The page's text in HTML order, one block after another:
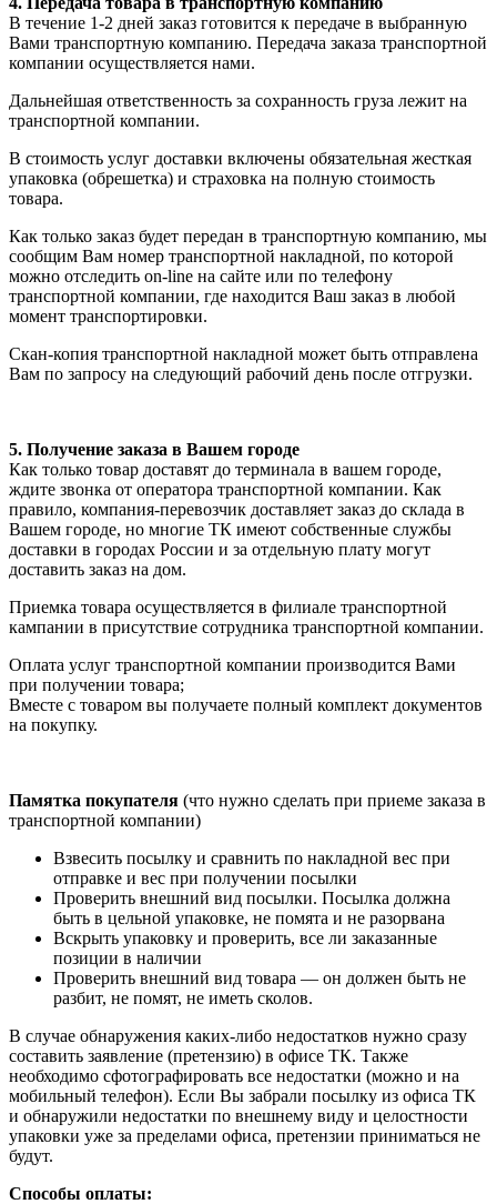
В течение 1-2 дней заказ готовится к передаче в выбранную
Вами транспортную компанию. Передача заказа транспортной
компании осуществляется нами.
Дальнейшая ответственность за сохранность груза лежит на
транспортной компании.
В стоимость услуг доставки включены обязательная жесткая
упаковка (обрешетка) и страховка на полную стоимость
товара.
Как только заказ будет передан в транспортную компанию, мы
сообщим Вам номер транспортной накладной, по которой
можно отследить on-line на сайте или по телефону
транспортной компании, где находится Ваш заказ в любой
момент транспортировки.
Скан-копия транспортной накладной может быть отправлена
Вам по запросу на следующий рабочий день после отгрузки.
5. Получение заказа в Вашем городе
Как только товар доставят до терминала в вашем городе,
ждите звонка от оператора транспортной компании. Как
правило, компания-перевозчик доставляет заказ до склада в
Вашем городе, но многие ТК имеют собственные службы
доставки в городах России и за отдельную плату могут
доставить заказ на дом.
Приемка товара осуществляется в филиале транспортной
кампании в присутствие сотрудника транспортной компании.
Оплата услуг транспортной компании производится Вами
при получении товара;
Вместе с товаром вы получаете полный комплект документов
на покупку.
Памятка покупателя (что нужно сделать при приеме заказа в
транспортной компании)
Взвесить посылку и сравнить по накладной вес при
отправке и вес при получении посылки
Проверить внешний вид посылки. Посылка должна
быть в цельной упаковке, не помята и не разорвана
Вскрыть упаковку и проверить, все ли заказанные
позиции в наличии
Проверить внешний вид товара — он должен быть не
разбит, не помят, не иметь сколов.
В случае обнаружения каких-либо недостатков нужно сразу
составить заявление (претензию) в офисе ТК. Также
необходимо сфотографировать все недостатки (можно и на
мобильный телефон). Если Вы забрали посылку из офиса ТК
и обнаружили недостатки по внешнему виду и целостности
упаковки уже за пределами офиса, претензии приниматься не
будут.
Способы оплаты: